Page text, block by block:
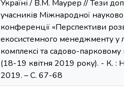
Україні / В.М. Маурер // Тези
учасників Міжнародної науково-
конференції «Перспективи
екосистемного менеджменту у
комплексі та садово-парковому
(18-19 квітня 2019 року). - К. :
2019. – С. 67-68